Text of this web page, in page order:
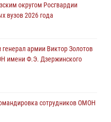
округом Росгвардии
вузов 2026 года
армии Виктор Золотов
имени Ф.Э. Дзержинского
сотрудников ОМОН